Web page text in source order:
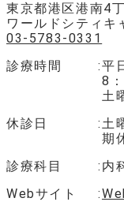
東京都港区港南4
ワールドシティキ
03-5783-0331
診療時間
平
8
土
休診日
土
期
診療科目
内
Webサイト